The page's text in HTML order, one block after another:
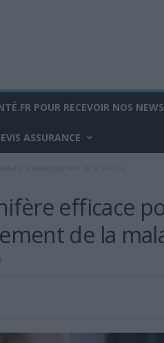
POUR RECEVOIR NOS
ASSURANCE
efficace
de la